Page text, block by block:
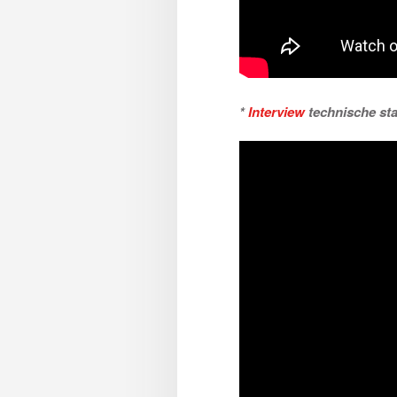
*Interviewtechnische